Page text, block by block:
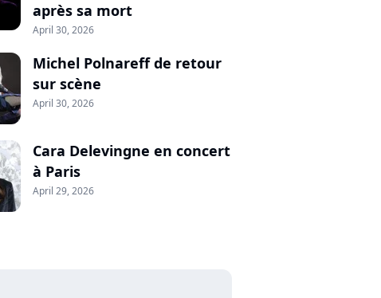
après sa mort
April 30, 2026
Michel Polnareff de retour
sur scène
April 30, 2026
Cara Delevingne en concert
à Paris
April 29, 2026